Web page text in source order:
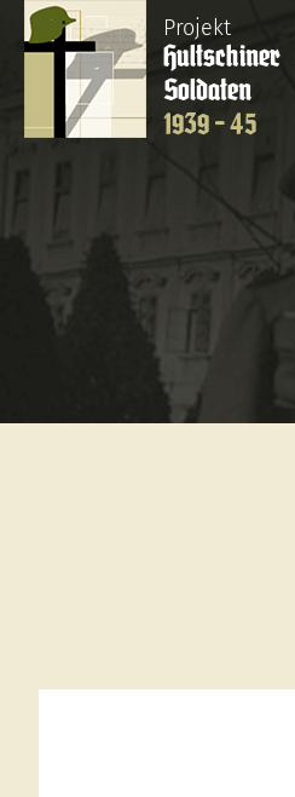
Projekt
Hultschiner
Soldaten
1939 - 45